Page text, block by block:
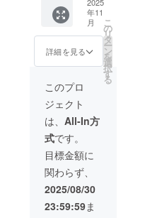
リジナ
ルネー
ムアク
キーを
作成さ
ます。
開催
後、リ
ターン
品と併
せて発
送いた
しま
す。 ※
スタン
ドフラ
ワー前
イド 開
催後、
タレン
ト直筆
サイン
を入れ
た状態
でご自
宅へ発
送させ
ていた
だきま
す。 ④
生誕限
定オリ
ジナル
ネーム
アク
キー 生
成いた
しま
す。 の
ぼり旗
には備
考欄に
記載さ
れたお
名前
（ニッ
クネー
ム可・6
文字以
内）を
印刷さ
せてい
ただき
ます。
開催
設置致
しま
す。 お
花には
備考欄
に記載
された
お名前
（ニッ
クネー
ム可・6
文字以
内）を
印刷し
たプ
レート
を付け
させて
いただ
花には
備考欄
に記載
された
お名前
（ニッ
クネー
ム可・6
文字以
内）を
印刷し
たプ
レート
を付け
させて
いただ
きま
す。当
日単独
年11
月
詳細を見る
こ
の
リ
タ
ー
ン
を
選
択
す
る
このプロ
ジェクト
は、 All-In方
式です。
目標金額に
関わらず、
2025/08/30
23:59:59ま